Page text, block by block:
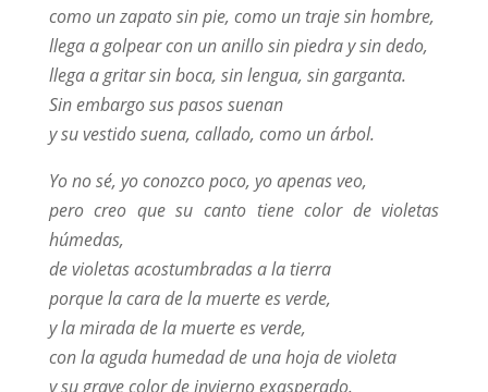
como un zapato sin pie, como un traje sin hombre,
llega a golpear con un anillo sin piedra y sin dedo,
llega a gritar sin boca, sin lengua, sin garganta.
Sin embargo sus pasos suenan
y su vestido suena, callado, como un árbol.
Yo no sé, yo conozco poco, yo apenas veo,
pero creo que su canto tiene color de violetas
húmedas,
de violetas acostumbradas a la tierra
porque la cara de la muerte es verde,
y la mirada de la muerte es verde,
con la aguda humedad de una hoja de violeta
y su grave color de invierno exasperado.